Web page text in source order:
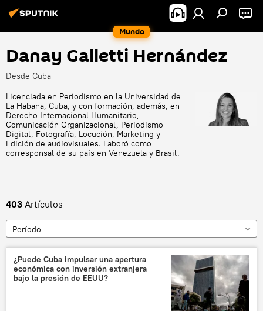
Mundo
Danay Galletti Hernández
Desde Cuba
Licenciada en Periodismo en la Universidad de
La Habana, Cuba, y con formación, además, en
Derecho Internacional Humanitario,
Comunicación Organizacional, Periodismo
Digital, Fotografía, Locución, Marketing y
Edición de audiovisuales. Laboró como
corresponsal de su país en Venezuela y Brasil.
403 Artículos
Período
¿Puede Cuba impulsar una apertura
económica con inversión extranjera
bajo la presión de EEUU?